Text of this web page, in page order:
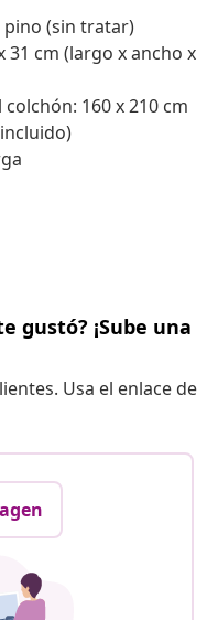
pino (sin tratar)
31 cm (largo x ancho x
160 x 210 cm
gustó? ¡Sube una
Usa el enlace de